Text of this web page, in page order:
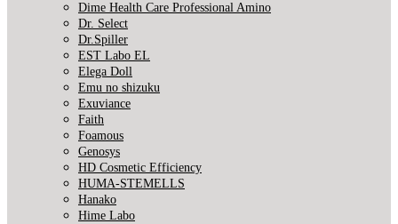
Dime Health Care Professional Amino
Dr. Select
Dr.Spiller
EST Labo EL
Elega Doll
Emu no shizuku
Exuviance
Faith
Foamous
Genosys
HD Cosmetic Efficiency
HUMA-STEMELLS
Hanako
Hime Labo